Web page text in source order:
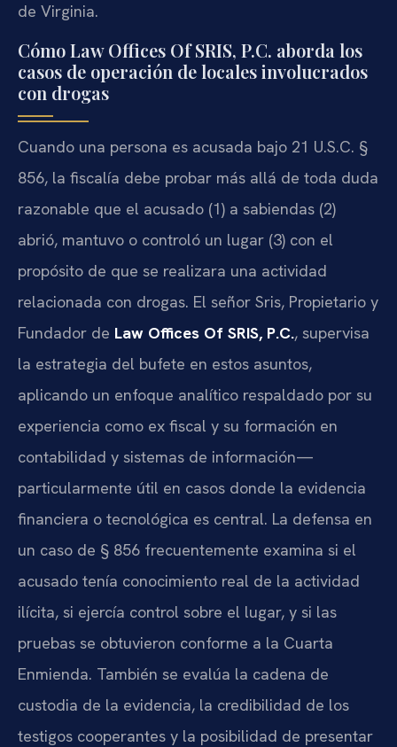
de Virginia.
Cómo Law Offices Of SRIS, P.C. aborda los
casos de operación de locales involucrados
con drogas
Cuando una persona es acusada bajo 21 U.S.C. §
856, la fiscalía debe probar más allá de toda duda
razonable que el acusado (1) a sabiendas (2)
abrió, mantuvo o controló un lugar (3) con el
propósito de que se realizara una actividad
relacionada con drogas. El señor Sris, Propietario y
Fundador de Law Offices Of SRIS, P.C., supervisa
la estrategia del bufete en estos asuntos,
aplicando un enfoque analítico respaldado por su
experiencia como ex fiscal y su formación en
contabilidad y sistemas de información—
particularmente útil en casos donde la evidencia
financiera o tecnológica es central. La defensa en
un caso de § 856 frecuentemente examina si el
acusado tenía conocimiento real de la actividad
ilícita, si ejercía control sobre el lugar, y si las
pruebas se obtuvieron conforme a la Cuarta
Enmienda. También se evalúa la cadena de
custodia de la evidencia, la credibilidad de los
testigos cooperantes y la posibilidad de presentar